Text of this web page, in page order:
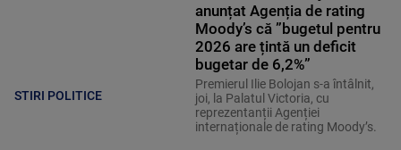
STIRI POLITICE
anunțat Agenția de rating
Moody’s că ”bugetul pentru
2026 are țintă un deficit
bugetar de 6,2%”
Premierul Ilie Bolojan s-a întâlnit,
joi, la Palatul Victoria, cu
reprezentanții Agenției
internaționale de rating Moody’s.